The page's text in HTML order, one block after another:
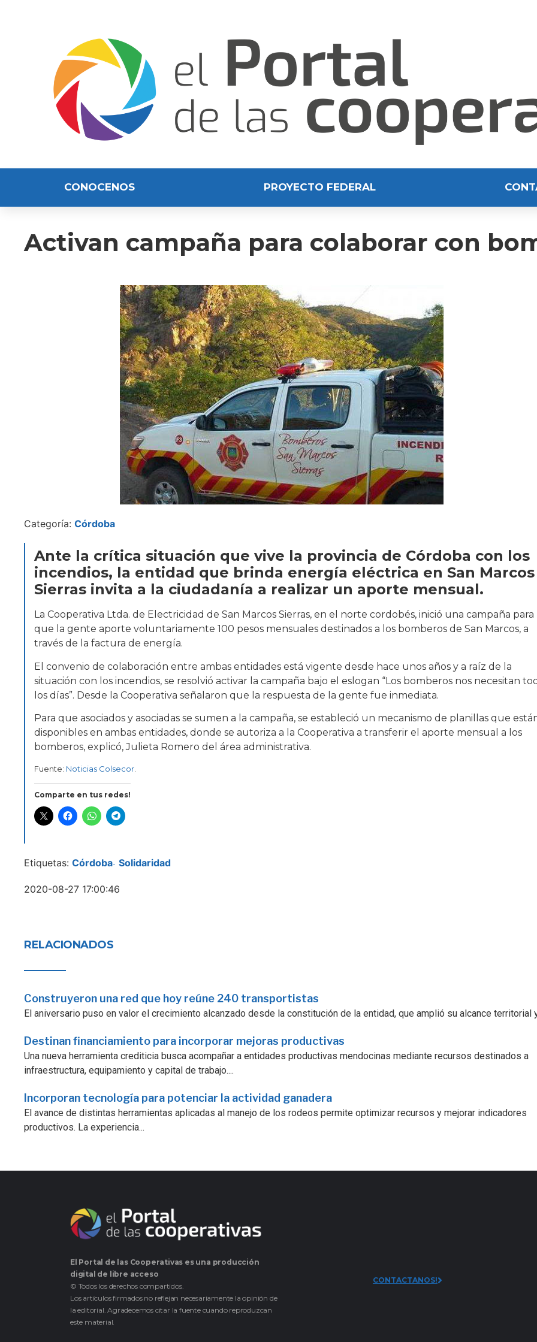
CONOCENOS PROYECTO FEDERAL
Activan campaña para colaborar con
Categoría: Córdoba
Ante la crítica situación que vive la provincia de Córdoba con los
incendios, la entidad que brinda energía eléctrica en San Marcos
Sierras invita a la ciudadanía a realizar un aporte mensual.
La Cooperativa Ltda. de Electricidad de San Marcos Sierras, en el norte cordobés, inició una campaña para
que la gente aporte voluntariamente 100 pesos mensuales destinados a los bomberos de San Marcos, a
través de la factura de energía.
El convenio de colaboración entre ambas entidades está vigente desde hace unos años y a raíz de la
situación con los incendios, se resolvió activar la campaña bajo el eslogan “Los bomberos nos necesitan
los días”. Desde la Cooperativa señalaron que la respuesta de la gente fue inmediata.
Para que asociados y asociadas se sumen a la campaña, se estableció un mecanismo de planillas que
disponibles en ambas entidades, donde se autoriza a la Cooperativa a transferir el aporte mensual a los
bomberos, explicó, Julieta Romero del área administrativa.
Fuente: Noticias Colsecor
Comparte en tus redes!
Etiquetas: Córdoba- Solidaridad
2020-08-27 17:00:46
RELACIONADOS
Construyeron una red que hoy reúne 240 transportistas
El aniversario puso en valor el crecimiento alcanzado desde la constitución de la entidad, que amplió su alcance territorial
Destinan financiamiento para incorporar mejoras productivas
Una nueva herramienta crediticia busca acompañar a entidades productivas mendocinas mediante recursos destinados a
infraestructura, equipamiento y capital de trabajo....
Incorporan tecnología para potenciar la actividad ganadera
El avance de distintas herramientas aplicadas al manejo de los rodeos permite optimizar recursos y mejorar indicadores
productivos. La experiencia...
El Portal de las Cooperativas es una producción
digital de libre acceso
© Todos los derechos compartidos.
Los artículos firmados no reflejan necesariamente la opinión de
la editorial. Agradecemos citar la fuente cuando reproduzcan
este material.
CONTACTANOS!